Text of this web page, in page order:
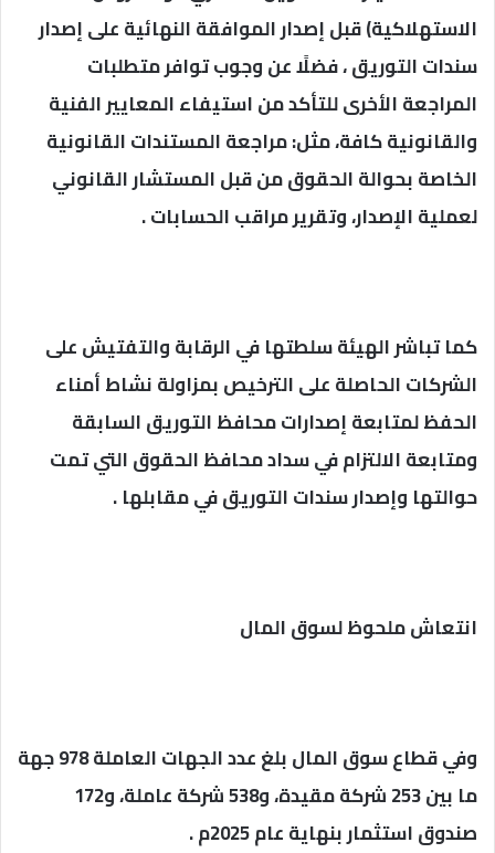
الاستهلاكية) قبل إصدار الموافقة النهائية على إصدار
سندات التوريق ، فضلًا عن وجوب توافر متطلبات
المراجعة الأخرى للتأكد من استيفاء المعايير الفنية
والقانونية كافة، مثل: مراجعة المستندات القانونية
الخاصة بحوالة الحقوق من قبل المستشار القانوني
لعملية الإصدار، وتقرير مراقب الحسابات .
كما تباشر الهيئة سلطتها في الرقابة والتفتيش على
الشركات الحاصلة على الترخيص بمزاولة نشاط أمناء
الحفظ لمتابعة إصدارات محافظ التوريق السابقة
ومتابعة الالتزام في سداد محافظ الحقوق التي تمت
حوالتها وإصدار سندات التوريق في مقابلها .
انتعاش ملحوظ لسوق المال
وفي قطاع سوق المال بلغ عدد الجهات العاملة 978 جهة
ما بين 253 شركة مقيدة، و538 شركة عاملة، و172
صندوق استثمار بنهاية عام 2025م .